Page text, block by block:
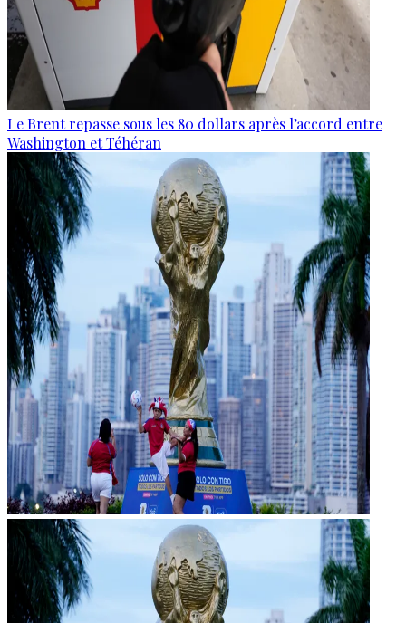
Le Brent repasse sous les 80 dollars après l’accord entre
Washington et Téhéran